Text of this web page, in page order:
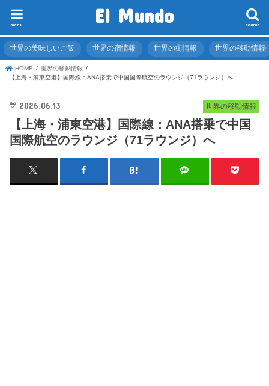
El Mundo search
menu
世界の美味しいご飯 世界の宿情報 世界の街情報 世界の移動情報
HOME
世界の移動情報
【上海・浦東空港】国際線：ANA搭乗で中国国際航空のラウンジ（71ラウンジ）へ
世界の移動情報
2026.06.13
【上海・浦東空港】国際線：ANA搭乗で中国
国際航空のラウンジ（71ラウンジ）へ